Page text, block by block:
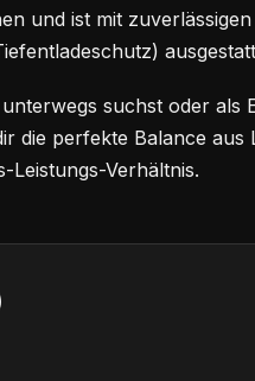
und ist mit
suchst oder als
die perfekte Balance aus
Leistungs-Verhältnis.